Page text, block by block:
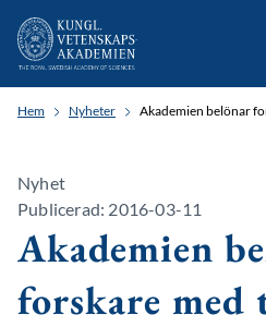
Hem Nyheter Akademien belönar
Nyhet
Publicerad: 2016-03-11
Akademien
forskare med